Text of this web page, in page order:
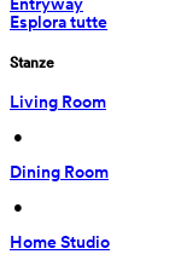
Entryway
Esplora tutte
Stanze
Living Room
•
Dining Room
•
Home Studio